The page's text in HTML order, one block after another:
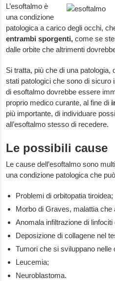
L’esoftalmo è
una condizione
patologica a carico degli occhi,
entrambi sporgenti, come se
dalle orbite che altrimenti
Si tratta, più che di una patologia,
stati patologici che sono di
di esoftalmo dovrebbe essere
proprio medico curante, al fine di
più importante, di individuare
all’esoftalmo stesso di recedere.
Le possibili cause
Le cause dell’esoftalmo sono
una condizione patologica che
Problemi di orbitopatia tiroidea;
Morbo di Graves, malattia
Anomala infiltrazione di
Deposizione di collagene nel
Tumori che si sviluppano nelle
Leucemia;
Neuroblastoma.